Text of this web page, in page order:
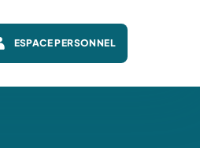
ESPACE PERSONNEL